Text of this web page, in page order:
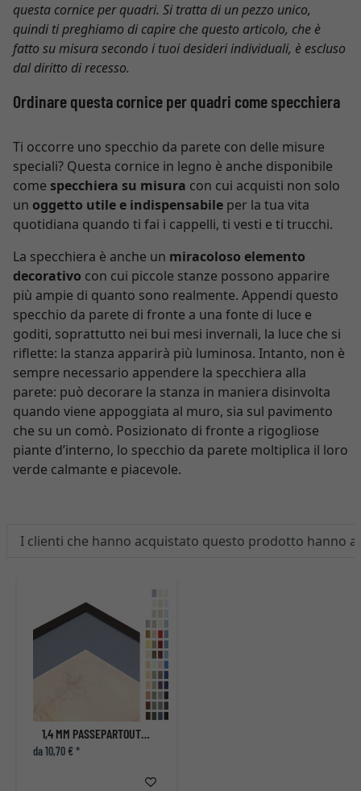
questa cornice per quadri. Si tratta di un pezzo unico,
quindi ti preghiamo di capire che questo articolo, che è
fatto su misura secondo i tuoi desideri individuali, è escluso
dal diritto di recesso.
Ordinare questa cornice per quadri come specchiera
Ti occorre uno specchio da parete con delle misure
speciali? Questa cornice in legno è anche disponibile
come specchiera su misura con cui acquisti non solo
un oggetto utile e indispensabile per la tua vita
quotidiana quando ti fai i cappelli, ti vesti e ti trucchi.
La specchiera è anche un miracoloso elemento
decorativo con cui piccole stanze possono apparire
più ampie di quanto sono realmente. Appendi questo
specchio da parete di fronte a una fonte di luce e
goditi, soprattutto nei bui mesi invernali, la luce che si
riflette: la stanza apparirà più luminosa. Intanto, non è
sempre necessario appendere la specchiera alla
parete: può decorare la stanza in maniera disinvolta
quando viene appoggiata al muro, sia sul pavimento
che su un comò. Posizionato di fronte a rigogliose
piante d’interno, lo specchio da parete moltiplica il loro
verde calmante e piacevole.
I clienti che hanno acquistato questo prodotto hanno
1,4 MM PASSEPARTOUT SU MISURA
da 10,70 € *